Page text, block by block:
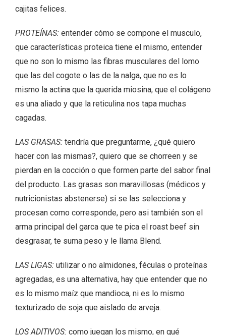
cajitas felices.
PROTEÍNAS: entender cómo se compone el musculo,
que características proteica tiene el mismo, entender
que no son lo mismo las fibras musculares del lomo
que las del cogote o las de la nalga, que no es lo
mismo la actina que la querida miosina, que el colágeno
es una aliado y que la reticulina nos tapa muchas
cagadas.
LAS GRASAS: tendría que preguntarme, ¿qué quiero
hacer con las mismas?, quiero que se chorreen y se
pierdan en la cocción o que formen parte del sabor final
del producto. Las grasas son maravillosas (médicos y
nutricionistas abstenerse) si se las selecciona y
procesan como corresponde, pero asi también son el
arma principal del garca que te pica el roast beef sin
desgrasar, te suma peso y le llama Blend.
LAS LIGAS: utilizar o no almidones, féculas o proteínas
agregadas, es una alternativa, hay que entender que no
es lo mismo maíz que mandioca, ni es lo mismo
texturizado de soja que aislado de arveja.
LOS ADITIVOS: como juegan los mismo, en qué